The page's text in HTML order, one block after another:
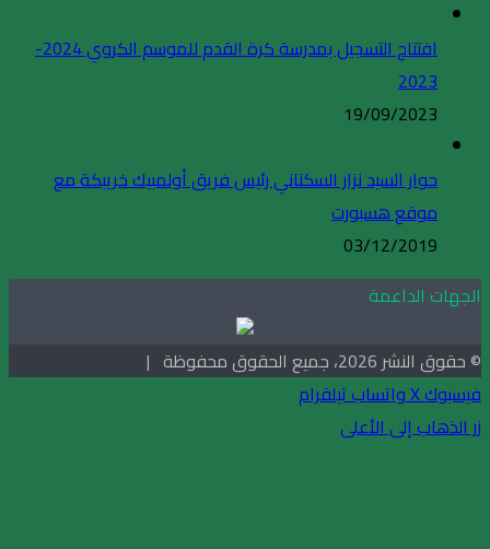
افتتاح التسجيل بمدرسة كرة القدم للموسم الكروي 2024-
2023
19/09/2023
حوار السيد نزار السكتاني رئيس فريق أولمبيك خريبكة مع
موقع هسبورت
03/12/2019
الجهات الداعمة
© حقوق النشر 2026، جميع الحقوق محفوظة |
فيسبوكXواتسابتيلقرام
زر الذهاب إلى الأعلى